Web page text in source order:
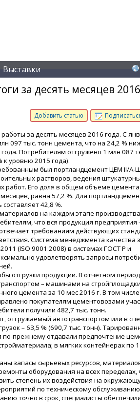
Выставки
за десять месяцев
Добавить статью
за десять месяцев 2016 года. С
097 тыс. тонн цемента, что на 24,2 %
Потребителям отгружено 1 млн 087
к уровню 2015 года).
был портландцемент ЦЕМ II/А-
растворов, ведения
работ. Его доля в общем объеме
равна 57,2 %. Для
42,8 %.
на каждом этапе
что вся продукция предприятия
требованиям действующих
Система менеджмента качества
(ISO 9001:2008) в системах ГОСТ Р и
удовлетворять запросы
отгрузки продукции. В отчетном
– машинами на
цемента за 10 мес 2016 г. В том
покупателям цементовозами
получили 482,7 тыс. тонн.
отгружаемый автотранспортом или в
– 63,5 % (690,7 тыс. тонн).
прежнему отдавали предпочтение
в мягких контейнерах по
запасы сырьевых ресурсов,
оборудования на всех переделах,
степень их воздействия на
по техническому обслуживанию
точно в срок, специалисты